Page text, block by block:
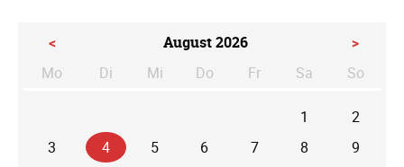
< August 2026
>
Mo
Di enstag
Mi ttwoch
Do nnerstag
Fr Sa mstagSo
1
2
3
4 5 6 7 8
9